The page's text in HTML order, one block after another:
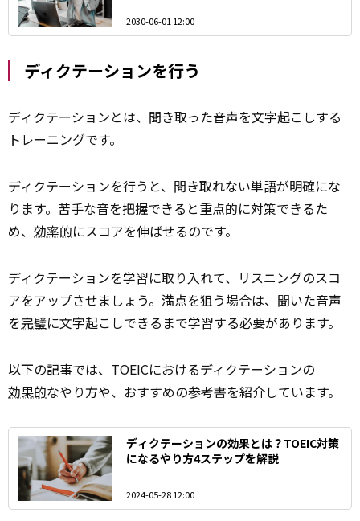
2030-06-01 12:00
ディクテーションを行う
ディクテーションとは、聞き取った音声を文字起こしする
トレーニングです。
ディクテーションを行うと、聞き取れない単語が明確にな
ります。苦手な音を把握できると重点的に対策できるた
め、 効率的にスコアを伸ばせるのです。
ディクテーションを学習に取り入れて、リスニングのスコ
アをアップさせましょう。満点を狙う場合は、聞いた音声
を完璧に文字起こしできるまで学習する必要があります。
以下の記事では、TOEICにおけるディクテーションの
効果的なやり方や、おすすめの参考書を紹介しています。
ディクテーションの効果とは？TOEIC対策
になるやり方4ステップを解説
2024-05-28 12:00